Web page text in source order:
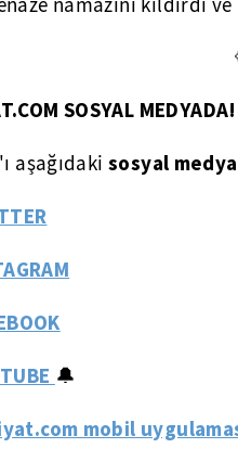
namazını kıldırdı
SOSYAL MEDYADA!
aşağıdaki sosyal
🔔
mobil